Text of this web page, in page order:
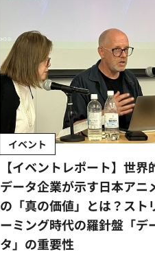
イベント
【イベントレポート】世界
データ企業が示す日本アニ
の「真の価値」とは？スト
ーミング時代の羅針盤「デ
タ」の重要性